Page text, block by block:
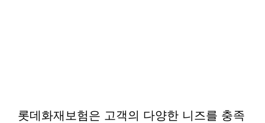
롯데화재보험은 고객의 다양한 니즈를 충족